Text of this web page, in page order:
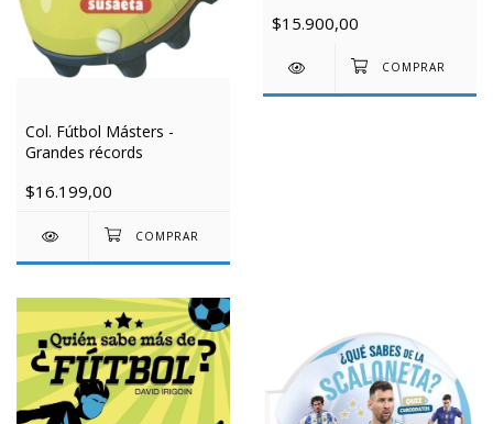
Col. Fútbol Másters -
Grandes récords
$16.199,00
$15.900,00